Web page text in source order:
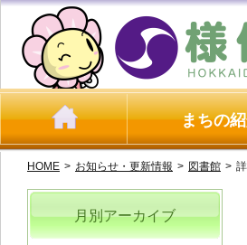
まちの
HOME > お知らせ・更新情報 > 図書館 >
月別アーカイブ